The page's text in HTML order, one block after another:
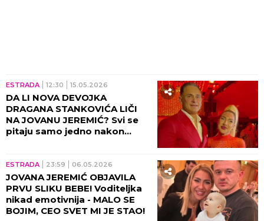
ESTRADA 12:30 15.05.2026
DA LI NOVA DEVOJKA
DRAGANA STANKOVIĆA LIČI
NA JOVANU JEREMIĆ? Svi se
pitaju samo jedno nakon
ESTRADA 23:59 06.05.2026
JOVANA JEREMIĆ OBJAVILA
PRVU SLIKU BEBE! Voditeljka
nikad emotivnija - MALO SE
BOJIM, CEO SVET MI JE STAO!